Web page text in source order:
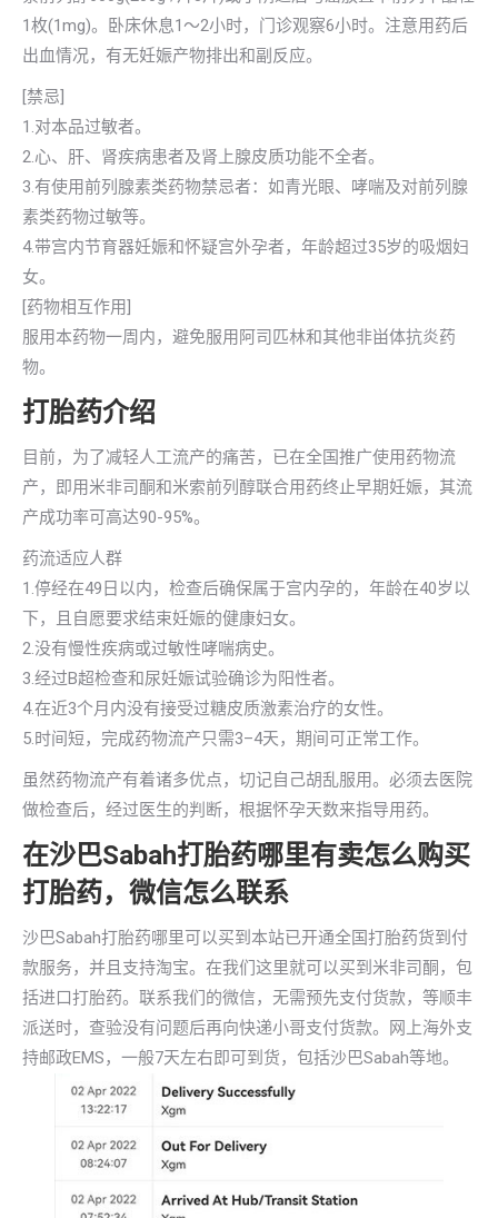
1枚(1mg)。卧床休息1～2小时，门诊观察6小时。注意用药后
出血情况，有无妊娠产物排出和副反应。
[禁忌]
1.对本品过敏者。
2.心、肝、肾疾病患者及肾上腺皮质功能不全者。
3.有使用前列腺素类药物禁忌者：如青光眼、哮喘及对前列腺
素类药物过敏等。
4.带宫内节育器妊娠和怀疑宫外孕者，年龄超过35岁的吸烟妇
女。
[药物相互作用]
服用本药物一周内，避免服用阿司匹林和其他非畄体抗炎药
物。
打胎药介绍
目前，为了减轻人工流产的痛苦，已在全国推广使用药物流
产，即用米非司酮和米索前列醇联合用药终止早期妊娠，其流
产成功率可高达90-95%。
药流适应人群
1.停经在49日以内，检查后确保属于宫内孕的，年龄在40岁以
下，且自愿要求结束妊娠的健康妇女。
2.没有慢性疾病或过敏性哮喘病史。
3.经过B超检查和尿妊娠试验确诊为阳性者。
4.在近3个月内没有接受过糖皮质激素治疗的女性。
5.时间短，完成药物流产只需3–4天，期间可正常工作。
虽然药物流产有着诸多优点，切记自己胡乱服用。必须去医院
做检查后，经过医生的判断，根据怀孕天数来指导用药。
在沙巴Sabah打胎药哪里有卖怎么购买
打胎药，微信怎么联系
沙巴Sabah打胎药哪里可以买到本站已开通全国打胎药货到付
款服务，并且支持淘宝。在我们这里就可以买到米非司酮，包
括进口打胎药。联系我们的微信，无需预先支付货款，等顺丰
派送时，查验没有问题后再向快递小哥支付货款。网上海外支
持邮政EMS，一般7天左右即可到货，包括沙巴Sabah等地。